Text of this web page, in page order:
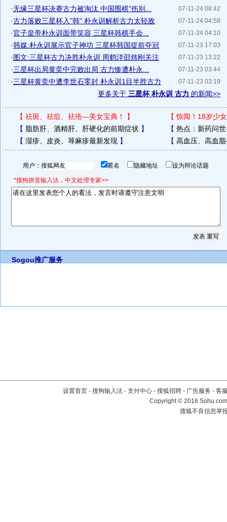
07-11-24 08:42
·无缘三星杯决赛古力被淘汰 中国围棋"伤别...
07-11-24 04:58
·古力落败三星杯入"韩" 朴永训解析古力太轻敌
07-11-24 04:10
·官子皇帝朴永训面带笑容 三星杯韩棋手会...
07-11-23 17:03
·韩媒:朴永训展示官子神功 三星杯韩国提前夺冠
07-11-23 13:22
·图文:三星杯古力决胜朴永训 周鹤洋邵炜刚关注
07-11-23 03:44
·三星杯出局黄奕中完败出局 古力惨遭朴永...
07-11-23 03:19
·三星杯黄奕中遭李世石零封 朴永训1目半胜古力
更多关于 三星杯 朴永训 古力 的新闻>>
【 祛斑、祛痘、祛疮—美女宝典！ 】 【惊闻！18岁少
【 脂肪肝、酒精肝、肝硬化的前期症状 】 【 热点：新药问
【 湿疹、皮炎、荨麻疹最新发现】 【 高血压、高血
用户： 匿名 隐藏地址 设为辩论话题
*搜狗拼音输入法，中文处理专家>>
Sogou推广服务
设置首页 - 搜狗输入法 - 支付中心 - 搜狐招聘 - 广告服务 - 客
Copyright©2016
搜狐不良信息举